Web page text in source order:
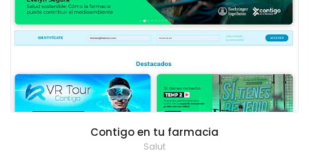
Contigo en tu farmacia
Salut